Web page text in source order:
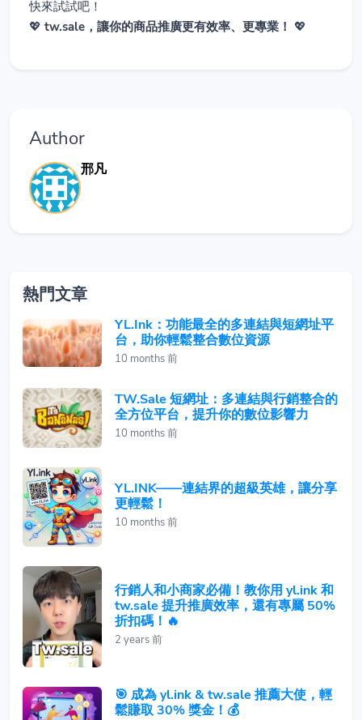
快來試試吧！
💖 tw.sale，讓你的商品推廣更有效率、更專業！ 💖
Author
邢凡
熱門文章
YL.Ink：功能最全的多連結與短網址平
台，助你輕鬆整合數位資源
10 months 前
TW.Sale 短網址：多連結與行銷整合的
全方位平台，提升你的數位影響力
10 months 前
YL.INK——連結界的超級英雄，讓分享
更輕鬆！
10 months 前
行銷人和小商家必備！教你用 yl.ink 和
tw.sale 提升推廣效率，還有專屬 50%
折扣碼！🔥
2 years 前
🎯 成為 yl.ink & tw.sale 推薦大使，輕
鬆賺取 30% 獎金！💰